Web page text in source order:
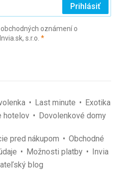
Prihlásiť
oznámení o
s.r.o. *(povinné)
Last minute
Exotika
hotelov Dovolenkové domy
pred nákupom
Obchodné
Možnosti platby
Invia
blog